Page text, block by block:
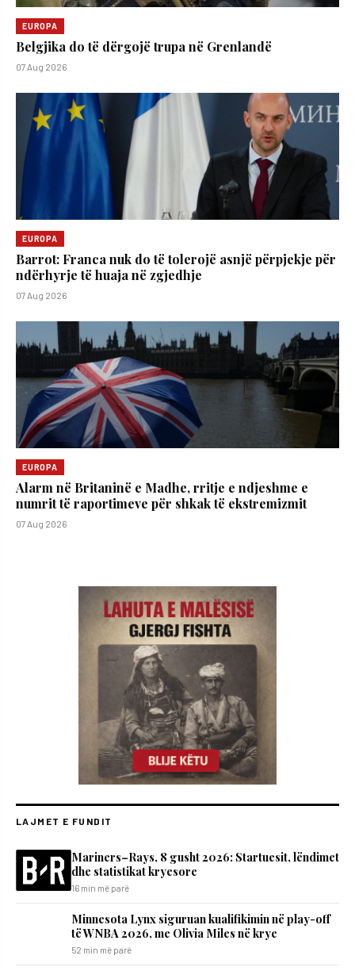
EUROPA
Belgjika do të dërgojë trupa në Grenlandë
07 Aug 2026
EUROPA
Barrot: Franca nuk do të tolerojë asnjë përpjekje për
ndërhyrje të huaja në zgjedhje
07 Aug 2026
EUROPA
Alarm në Britaninë e Madhe, rritje e ndjeshme e
numrit të raportimeve për shkak të ekstremizmit
07 Aug 2026
LAJMET E FUNDIT
Mariners–Rays, 8 gusht 2026: Startuesit, lëndimet
dhe statistikat kryesore
16 min më parë
Minnesota Lynx siguruan kualifikimin në play-off
të WNBA 2026, me Olivia Miles në krye
52 min më parë